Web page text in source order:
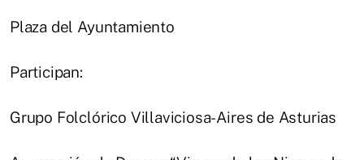
Plaza del Ayuntamiento
Participan:
Grupo Folclórico Villaviciosa-Aires de Asturias